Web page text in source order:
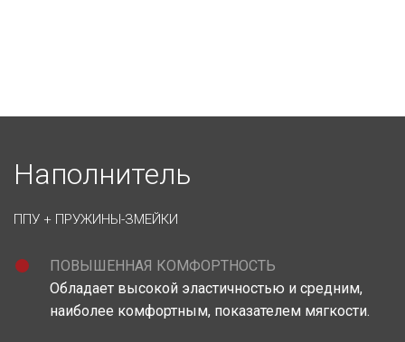
Наполнитель
ППУ + ПРУЖИНЫ-ЗМЕЙКИ
ПОВЫШЕННАЯ КОМФОРТНОСТЬ
Обладает высокой эластичностью и средним,
наиболее комфортным, показателем мягкости.